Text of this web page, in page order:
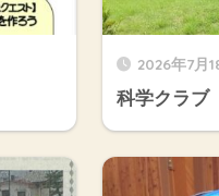
2026年7月
科学クラブ